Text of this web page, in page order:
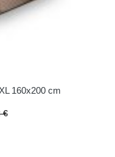
160x200 cm
€